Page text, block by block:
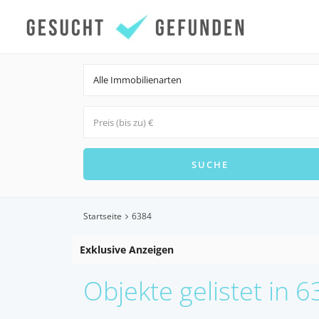
Alle Immobilienarten
Startseite 6384
Exklusive Anzeigen
Objekte gelistet in